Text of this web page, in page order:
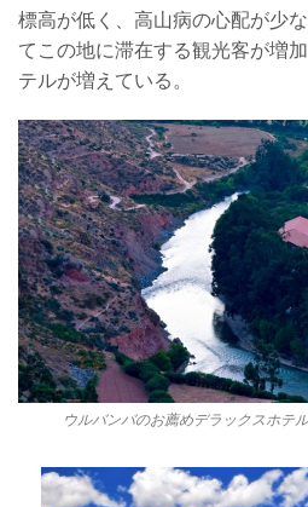
標高が低く、高山病の心配が少
てこの地に滞在する観光客が増
テルが増えている。
ウルバンバのお薦めデラックスホテ